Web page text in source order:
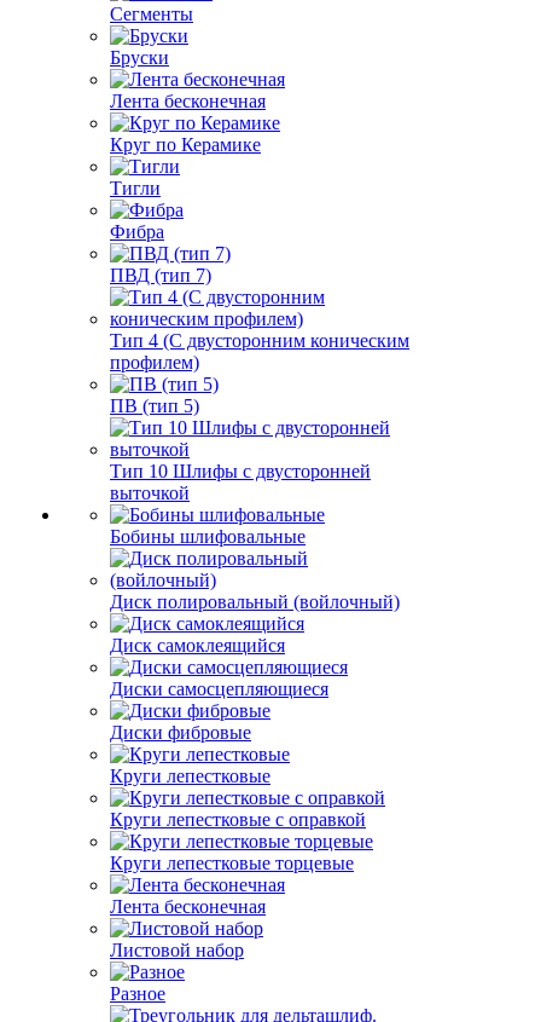
Сегменты
Бруски
Лента бесконечная
Круг по Керамике
Тигли
Фибра
ПВД (тип 7)
Тип 4 (С двусторонним коническим
профилем)
ПВ (тип 5)
Тип 10 Шлифы с двусторонней
выточкой
Бобины шлифовальные
Диск полировальный (войлочный)
Диск самоклеящийся
Диски самосцепляющиеся
Диски фибровые
Круги лепестковые
Круги лепестковые с оправкой
Круги лепестковые торцевые
Лента бесконечная
Листовой набор
Разное